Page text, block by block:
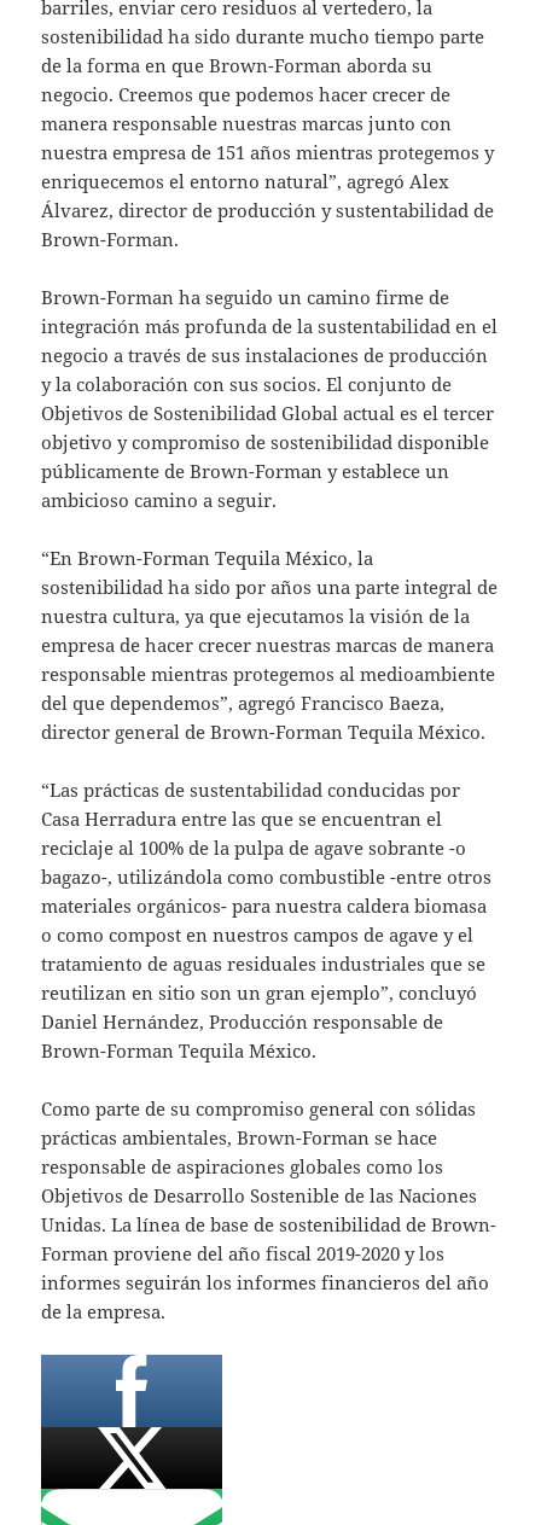
barriles, enviar cero residuos al vertedero, la
sostenibilidad ha sido durante mucho tiempo parte
de la forma en que Brown-Forman aborda su
negocio. Creemos que podemos hacer crecer de
manera responsable nuestras marcas junto con
nuestra empresa de 151 años mientras protegemos y
enriquecemos el entorno natural”, agregó Alex
Álvarez, director de producción y sustentabilidad de
Brown-Forman.
Brown-Forman ha seguido un camino firme de
integración más profunda de la sustentabilidad en el
negocio a través de sus instalaciones de producción
y la colaboración con sus socios. El conjunto de
Objetivos de Sostenibilidad Global actual es el tercer
objetivo y compromiso de sostenibilidad disponible
públicamente de Brown-Forman y establece un
ambicioso camino a seguir.
“En Brown-Forman Tequila México, la
sostenibilidad ha sido por años una parte integral de
nuestra cultura, ya que ejecutamos la visión de la
empresa de hacer crecer nuestras marcas de manera
responsable mientras protegemos al medioambiente
del que dependemos”, agregó Francisco Baeza,
director general de Brown-Forman Tequila México.
“Las prácticas de sustentabilidad conducidas por
Casa Herradura entre las que se encuentran el
reciclaje al 100% de la pulpa de agave sobrante -o
bagazo-, utilizándola como combustible -entre otros
materiales orgánicos- para nuestra caldera biomasa
o como compost en nuestros campos de agave y el
tratamiento de aguas residuales industriales que se
reutilizan en sitio son un gran ejemplo”, concluyó
Daniel Hernández, Producción responsable de
Brown-Forman Tequila México.
Como parte de su compromiso general con sólidas
prácticas ambientales, Brown-Forman se hace
responsable de aspiraciones globales como los
Objetivos de Desarrollo Sostenible de las Naciones
Unidas. La línea de base de sostenibilidad de Brown-
Forman proviene del año fiscal 2019-2020 y los
informes seguirán los informes financieros del año
de la empresa.